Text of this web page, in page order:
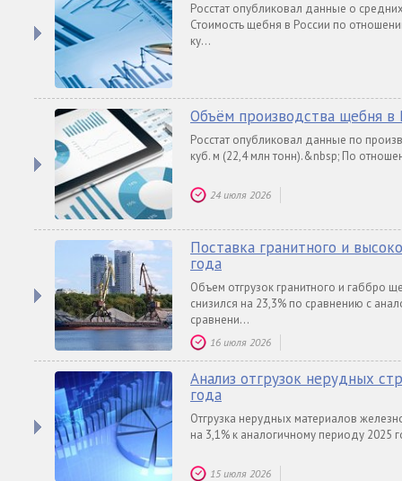
Росстат опубликовал данные о
Стоимость щебня в России по
ку...
Объём производства щебня в
Росстат опубликовал данные по
куб. м (22,4 млн тонн).&nbsp; По
24 июля 2026
Поставка гранитного и
года
Объем отгрузок гранитного и габбро
снизился на 23,3% по сравнению с
сравнени...
16 июля 2026
Анализ отгрузок нерудных
года
Отгрузка нерудных материалов
на 3,1% к аналогичному периоду 2025
15 июля 2026